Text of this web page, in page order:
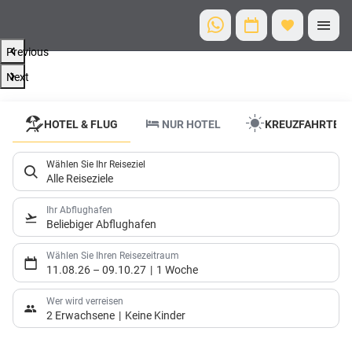
Previous
Next
HOTEL & FLUG NUR HOTEL KREUZFAHRTEN
Wählen Sie Ihr Reiseziel
Alle Reiseziele
Ihr Abflughafen
Beliebiger Abflughafen
Wählen Sie Ihren Reisezeitraum
11.08.26 – 09.10.27 1 Woche
Wer wird verreisen
2 Erwachsene Keine Kinder